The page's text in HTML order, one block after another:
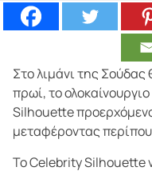
Στο λιμάνι της Σούδας
πρωί, το
Silhouette
μεταφέροντας
Το Celebrity Silhouette